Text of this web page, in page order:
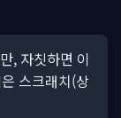
, 자칫하면 이
스크래치(상